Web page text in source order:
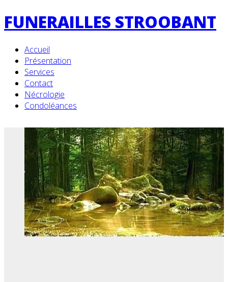
FUNERAILLES STROOBANT
Accueil
Présentation
Services
Contact
Nécrologie
Condoléances